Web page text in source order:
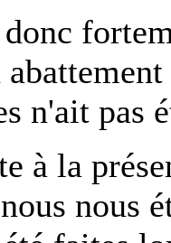
n'ait pas
à la
nous